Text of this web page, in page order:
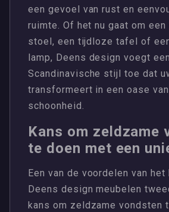
een gevoel van rust en
ruimte. Of het nu gaat om een
stoel, een tijdloze tafel of
lamp, Deens design voegt
Scandinavische stijl toe dat
transformeert in een oase
schoonheid.
Kans om zeldzame
te doen met een
Een van de voordelen van het
Deens design meubelen
kans om zeldzame vondsten